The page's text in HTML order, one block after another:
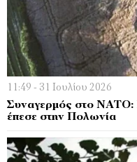
11:49 - 31 Ιουλίου 2026
Συναγερμός στο ΝΑΤΟ:
έπεσε στην Πολωνία